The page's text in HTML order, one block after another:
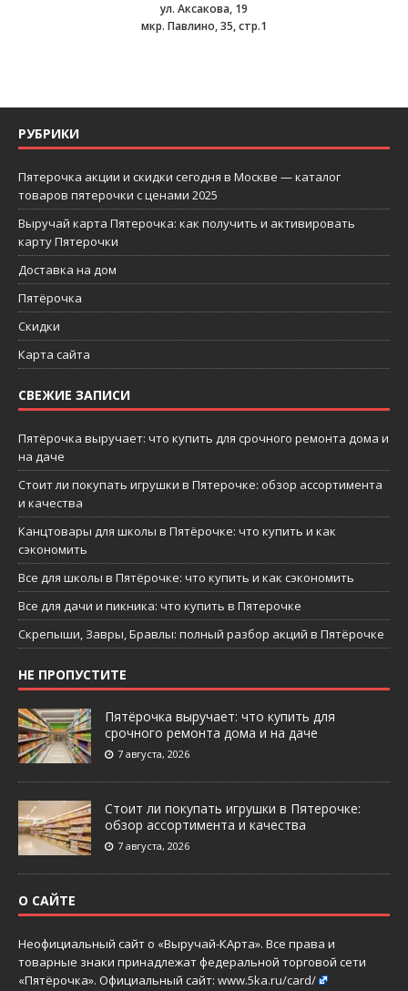
ул. Аксакова, 19
мкр. Павлино, 35, стр.1
РУБРИКИ
Пятерочка акции и скидки сегодня в Москве — каталог
товаров пятерочки с ценами 2025
Выручай карта Пятерочка: как получить и активировать
карту Пятерочки
Доставка на дом
Пятёрочка
Скидки
Карта сайта
СВЕЖИЕ ЗАПИСИ
Пятёрочка выручает: что купить для срочного ремонта дома и
на даче
Стоит ли покупать игрушки в Пятерочке: обзор ассортимента
и качества
Канцтовары для школы в Пятёрочке: что купить и как
сэкономить
Все для школы в Пятёрочке: что купить и как сэкономить
Все для дачи и пикника: что купить в Пятерочке
Скрепыши, Завры, Бравлы: полный разбор акций в Пятёрочке
НЕ ПРОПУСТИТЕ
Пятёрочка выручает: что купить для
срочного ремонта дома и на даче
7 августа, 2026
Стоит ли покупать игрушки в Пятерочке:
обзор ассортимента и качества
7 августа, 2026
О САЙТЕ
Неофициальный сайт о «Выручай-КАрта». Все права и
товарные знаки принадлежат федеральной торговой сети
«Пятёрочка». Официальный сайт: www.5ka.ru/card/